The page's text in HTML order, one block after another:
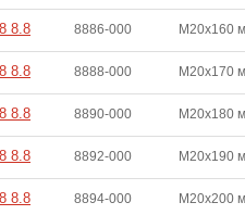
8.8 8886-000 M20x160
8.8 8888-000 M20x170
8.8 8890-000 M20x180
8.8 8892-000 M20x190
8.8 8894-000 M20x200